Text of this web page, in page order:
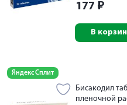
177 ₽
В
Яндекс Сплит
Бисакодил
пленочной